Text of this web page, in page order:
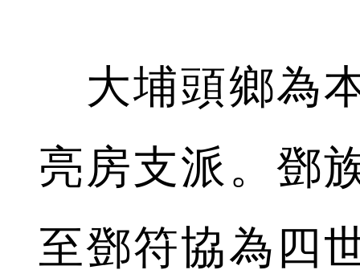
大埔頭鄉為
亮房支派。鄧
至鄧符協為四